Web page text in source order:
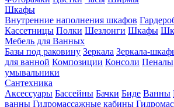
Шкафы
Внутренние наполнения шкафов
Кассетницы Полки Шезлонги Шкафы
Мебель для Ванных
Базы под раковину Зеркала Зеркала-
для ванной Композиции Консоли Пеналы
умывальники
Сантехника
Аксессуары Бассейны Бачки Биде Ванны
ванны Гидромассажные кабины